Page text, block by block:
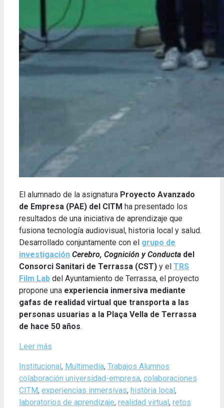
El alumnado de la asignatura Proyecto Avanzado
de Empresa (PAE) del CITM ha presentado los
resultados de una iniciativa de aprendizaje que
fusiona tecnología audiovisual, historia local y salud.
Desarrollado conjuntamente con el grupo de
investigación Cerebro, Cognición y Conducta del
Consorci Sanitari de Terrassa (CST) y el TRS
Film Lab del Ayuntamiento de Terrassa, el proyecto
propone una experiencia inmersiva mediante
gafas de realidad virtual que transporta a las
personas usuarias a la Plaça Vella de Terrassa
de hace 50 años.
Leer más
Categories
Institucional , Multimedia, Trabajos Alumnos
colaboración universidad-empresa, colaboraciones
CITM, experiencias inmersivas, història local ,
laboratorios de aprendizaje, realidad virtual , retos